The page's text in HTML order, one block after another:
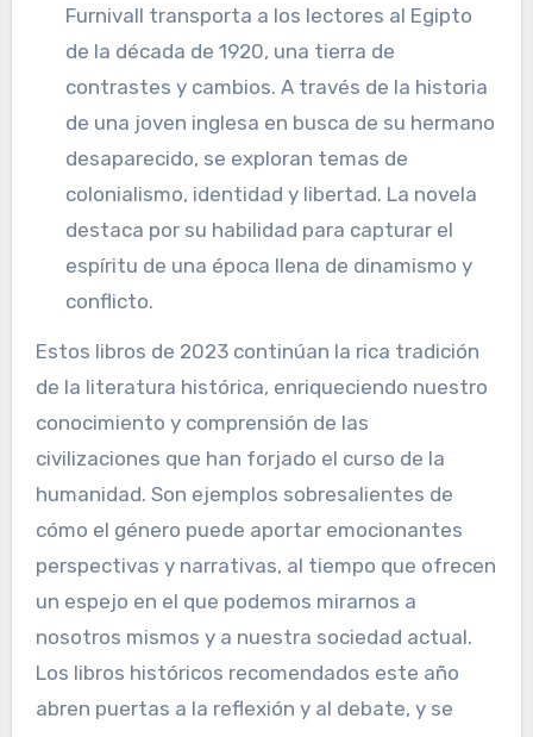
Furnivall transporta a los lectores al Egipto
de la década de 1920, una tierra de
contrastes y cambios. A través de la historia
de una joven inglesa en busca de su hermano
desaparecido, se exploran temas de
colonialismo, identidad y libertad. La novela
destaca por su habilidad para capturar el
espíritu de una época llena de dinamismo y
conflicto.
Estos libros de 2023 continúan la rica tradición
de la literatura histórica, enriqueciendo nuestro
conocimiento y comprensión de las
civilizaciones que han forjado el curso de la
humanidad. Son ejemplos sobresalientes de
cómo el género puede aportar emocionantes
perspectivas y narrativas, al tiempo que ofrecen
un espejo en el que podemos mirarnos a
nosotros mismos y a nuestra sociedad actual.
Los libros históricos recomendados este año
abren puertas a la reflexión y al debate, y se